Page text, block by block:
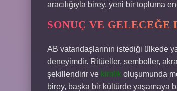
aracılığıyla birey, yeni bir topluma
SONUÇ VE GELECEĞE
AB vatandaşlarının istediği ülkede
deneyimdir. Ritüeller, semboller,
şekillendirir ve kimlik oluşumunda
birey, başka bir kültürde yaşamaya